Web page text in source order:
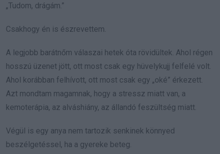
„Tudom, drágám.”
Csakhogy én is észrevettem.
A legjobb barátnőm válaszai hetek óta rövidültek. Ahol régen
hosszú üzenet jött, ott most csak egy hüvelykujj felfelé volt.
Ahol korábban felhívott, ott most csak egy „oké” érkezett.
Azt mondtam magamnak, hogy a stressz miatt van, a
kemoterápia, az alváshiány, az állandó feszültség miatt.
Végül is egy anya nem tartozik senkinek könnyed
beszélgetéssel, ha a gyereke beteg.